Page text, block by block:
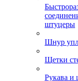
штуцеры
Шнур
Щетки
Рукава и